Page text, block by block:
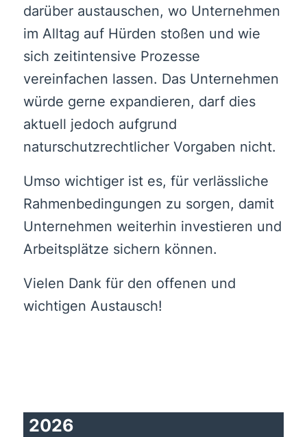
darüber austauschen, wo Unternehmen
im Alltag auf Hürden stoßen und wie
sich zeitintensive Prozesse
vereinfachen lassen. Das Unternehmen
würde gerne expandieren, darf dies
aktuell jedoch aufgrund
naturschutzrechtlicher Vorgaben nicht.
Umso wichtiger ist es, für verlässliche
Rahmenbedingungen zu sorgen, damit
Unternehmen weiterhin investieren und
Arbeitsplätze sichern können.
Vielen Dank für den offenen und
wichtigen Austausch!
2026